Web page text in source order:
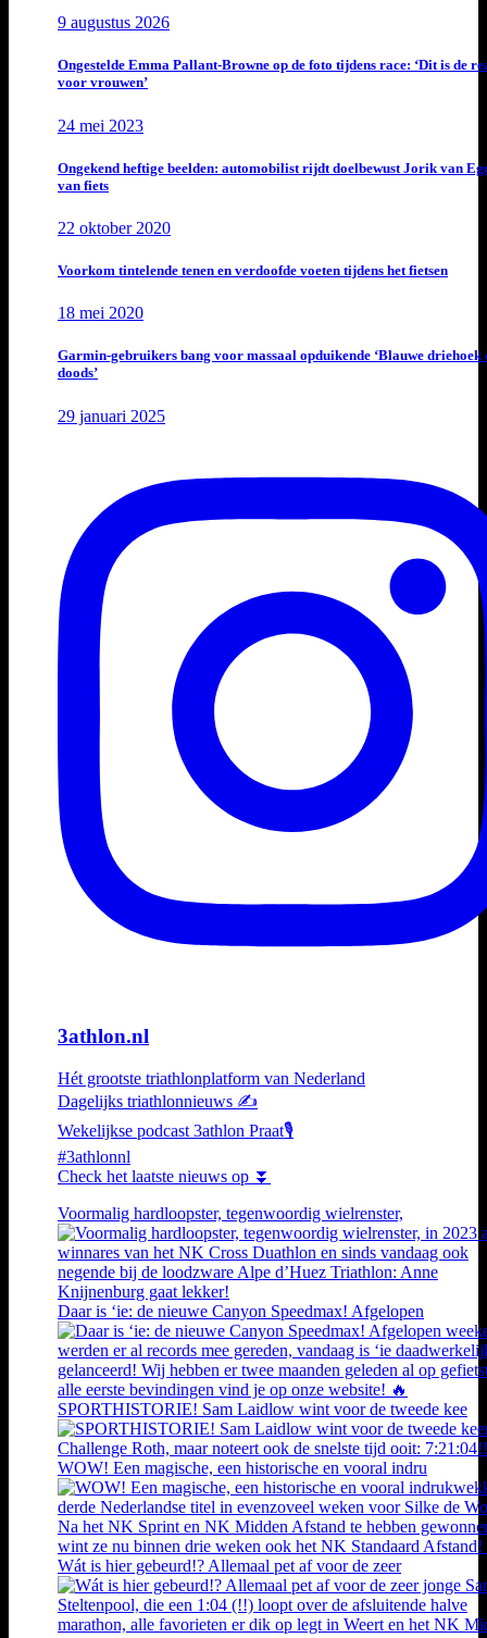
9 augustus 2026
Ongestelde Emma Pallant-Browne op de foto tijdens race: ‘Dit is de
voor vrouwen’
24 mei 2023
Ongekend heftige beelden: automobilist rijdt doelbewust Jorik van
van fiets
22 oktober 2020
Voorkom tintelende tenen en verdoofde voeten tijdens het fietsen
18 mei 2020
Garmin-gebruikers bang voor massaal opduikende ‘Blauwe driehoek
doods’
29 januari 2025
3athlon.nl
Hét grootste triathlonplatform van Nederland
Dagelijks triathlonnieuws ✍️
Wekelijkse podcast 3athlon Praat🎙️
#3athlonnl
Check het laatste nieuws op ⏬
Voormalig hardloopster, tegenwoordig wielrenster,
Daar is ‘ie: de nieuwe Canyon Speedmax! Afgelopen
SPORTHISTORIE! Sam Laidlow wint voor de tweede kee
WOW! Een magische, een historische en vooral indru
Wát is hier gebeurd!? Allemaal pet af voor de zeer